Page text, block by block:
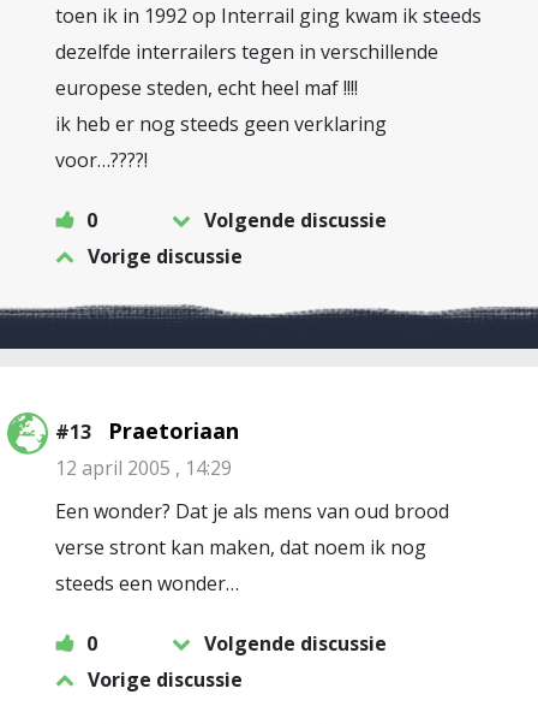
toen ik in 1992 op Interrail ging kwam ik steeds
dezelfde interrailers tegen in verschillende
europese steden, echt heel maf !!!!
ik heb er nog steeds geen verklaring
voor…????!
0
Volgende discussie
Vorige discussie
#13 Praetoriaan
12 april 2005 , 14:29
Een wonder? Dat je als mens van oud brood
verse stront kan maken, dat noem ik nog
steeds een wonder…
0
Volgende discussie
Vorige discussie